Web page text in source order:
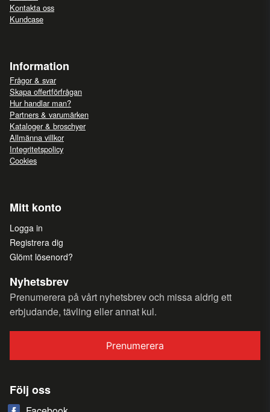
Kontakta oss
Kundcase
Information
Frågor & svar
Skapa offertförfrågan
Hur handlar man?
Partners & varumärken
Kataloger & broschyer
Allmänna villkor
Integritetspolicy
Cookies
Mitt konto
Logga in
Registrera dig
Glömt lösenord?
Nyhetsbrev
Prenumerera på vårt nyhetsbrev och missa aldrig ett
erbjudande, tävling eller annat kul.
Prenumerera
Följ oss